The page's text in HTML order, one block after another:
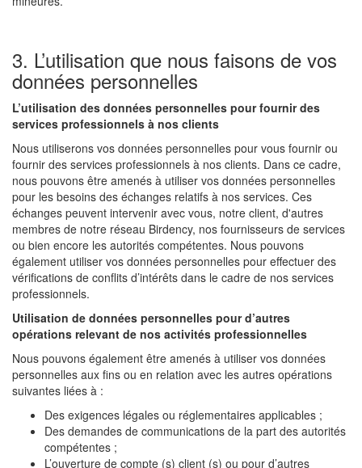
3. L’utilisation que nous faisons de vos
données personnelles
L’utilisation des données personnelles pour fournir des
services professionnels à nos clients
Nous utiliserons vos données personnelles pour vous fournir ou
fournir des services professionnels à nos clients. Dans ce cadre,
nous pouvons être amenés à utiliser vos données personnelles
pour les besoins des échanges relatifs à nos services. Ces
échanges peuvent intervenir avec vous, notre client, d'autres
membres de notre réseau Birdency, nos fournisseurs de services
ou bien encore les autorités compétentes. Nous pouvons
également utiliser vos données personnelles pour effectuer des
vérifications de conflits d’intérêts dans le cadre de nos services
professionnels.
Utilisation de données personnelles pour d’autres
opérations relevant de nos activités professionnelles
Nous pouvons également être amenés à utiliser vos données
personnelles aux fins ou en relation avec les autres opérations
suivantes liées à :
Des exigences légales ou réglementaires applicables ;
Des demandes de communications de la part des autorités
compétentes ;
L’ouverture de compte (s) client (s) ou pour d’autres